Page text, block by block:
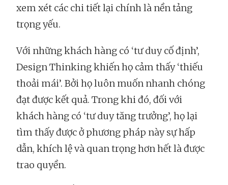
xem xét các chi tiết lại chính là nền tảng
trọng yếu.
Với những khách hàng có ‘tư duy cố định’,
Design Thinking khiến họ cảm thấy ‘thiếu
thoải mái’. Bởi họ luôn muốn nhanh chóng
đạt được kết quả. Trong khi đó, đối với
khách hàng có ‘tư duy tăng trưởng’, họ lại
tìm thấy được ở phương pháp này sự hấp
dẫn, khích lệ và quan trọng hơn hết là được
trao quyền.